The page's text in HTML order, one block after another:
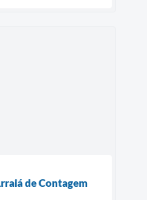
de Contagem